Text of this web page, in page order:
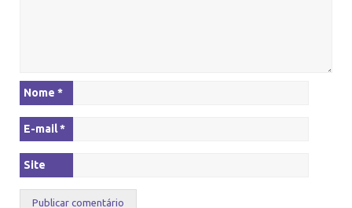
Nome *
E-mail*
Site